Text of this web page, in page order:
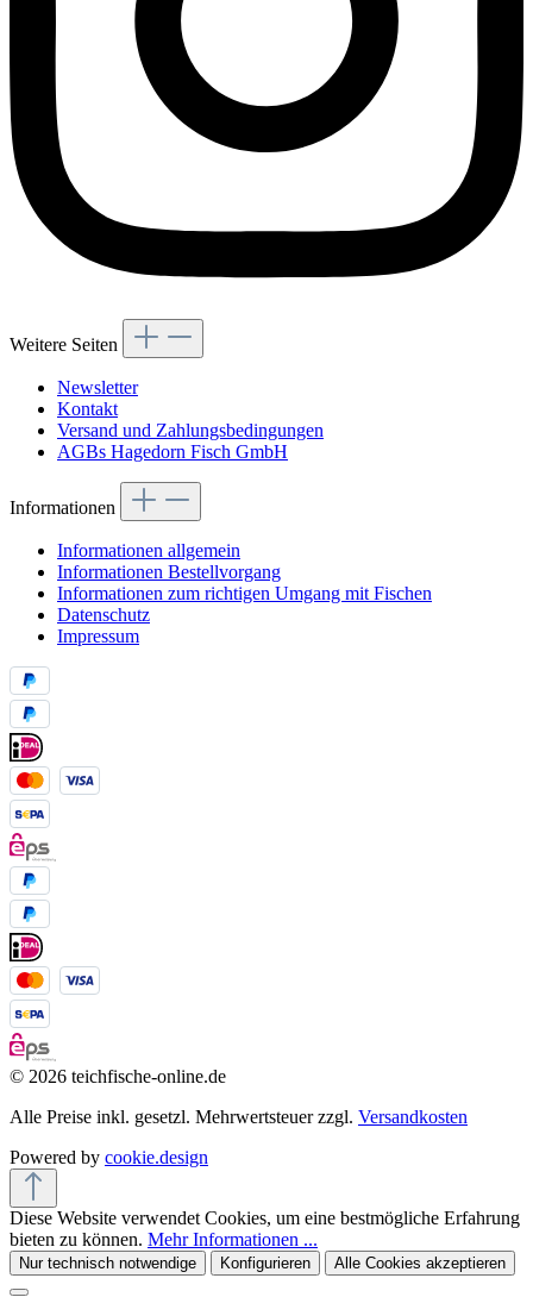
Weitere Seiten
Newsletter
Kontakt
Versand und Zahlungsbedingungen
AGBs Hagedorn Fisch GmbH
Informationen
Informationen allgemein
Informationen Bestellvorgang
Informationen zum richtigen Umgang mit Fischen
Datenschutz
Impressum
© 2026 teichfische-online.de
Alle Preise inkl. gesetzl. Mehrwertsteuer zzgl. Versandkosten
Powered by cookie.design
Diese Website verwendet Cookies, um eine bestmögliche Erfahrung
bieten zu können. Mehr Informationen ...
Nur technisch notwendige Konfigurieren Alle Cookies akzeptieren